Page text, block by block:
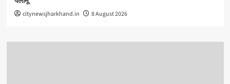
citynewsjharkhand.in 8 August 2026